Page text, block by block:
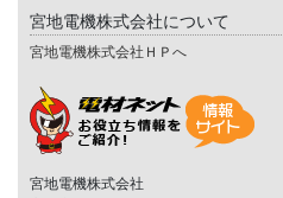
宮地電機株式会社について
宮地電機株式会社ＨＰへ
宮地電機株式会社